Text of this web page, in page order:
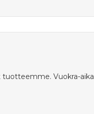
tuotteemme. Vuokra-aika